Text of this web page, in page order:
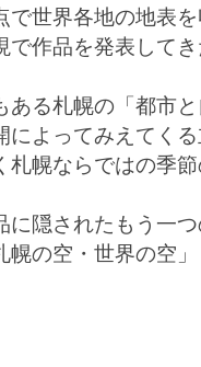
で世界各地の地表
で作品を発表して
ある札幌の「都市
によってみえてく
札幌ならではの季
に隠されたもう一
幌の空・世界の空